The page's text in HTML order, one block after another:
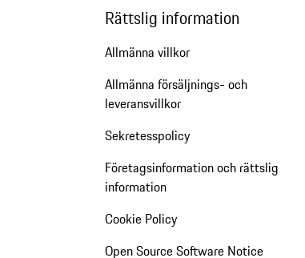
Rättslig information
Allmänna villkor
Allmänna försäljnings- och
leveransvillkor
Sekretesspolicy
Företagsinformation och rättslig
information
Cookie Policy
Open Source Software Notice